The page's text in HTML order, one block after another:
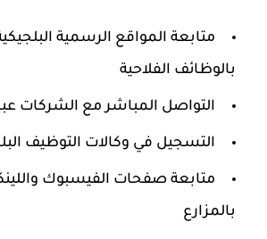
متابعة المواقع الرسمية
بالوظائف الفلاحية
التواصل المباشر مع الشركات عبر
التسجيل في وكالات التوظيف
متابعة صفحات الفيسبوك
بالمزارع